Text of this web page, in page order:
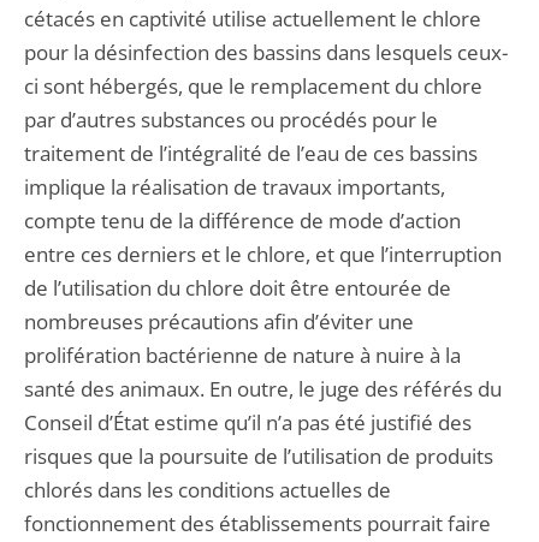
cétacés en captivité utilise actuellement le chlore
pour la désinfection des bassins dans lesquels ceux-
ci sont hébergés, que le remplacement du chlore
par d’autres substances ou procédés pour le
traitement de l’intégralité de l’eau de ces bassins
implique la réalisation de travaux importants,
compte tenu de la différence de mode d’action
entre ces derniers et le chlore, et que l’interruption
de l’utilisation du chlore doit être entourée de
nombreuses précautions afin d’éviter une
prolifération bactérienne de nature à nuire à la
santé des animaux. En outre, le juge des référés du
Conseil d’État estime qu’il n’a pas été justifié des
risques que la poursuite de l’utilisation de produits
chlorés dans les conditions actuelles de
fonctionnement des établissements pourrait faire